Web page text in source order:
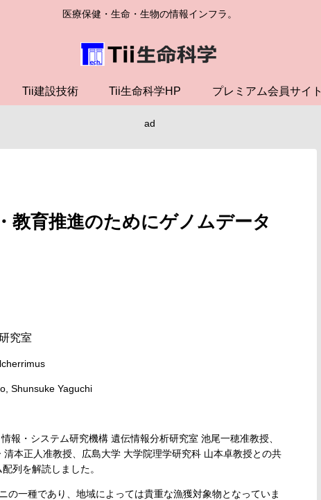
医療保健・生命・生物の情報インフラ。
Tii建設技術 Tii生命科学HP プレミアム会員サイト
ad
教育推進のためにゲノムデータ
究室
Shunsuke Yaguchi
・システム研究機構 遺伝情報分析研究室 池尾一穂准教授、
本正人准教授、広島大学 大学院理学研究科 山本卓教授との共
列を解読しました。
一種であり、地域によっては貴重な漁獲対象物となっていま